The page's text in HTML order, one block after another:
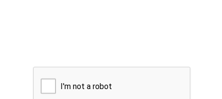
I'm not a robot